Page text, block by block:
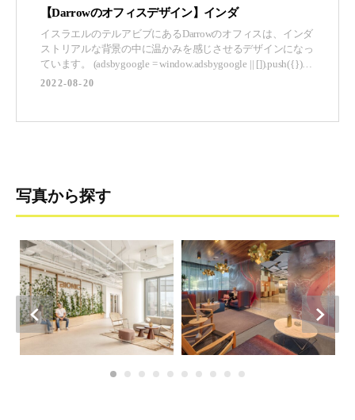
【Darrowのオフィスデザイン】インダ
イスラエルのテルアビブにあるDarrowのオフィスは、インダ
ストリアルな背景の中に温かみを感じさせるデザインになっ
ています。 (adsbygoogle = window.adsbygoogle || []).push({});
Darrowは、人工知能を使って隠れた法律違反を発見し、起訴
2022-08-20
写真から探す